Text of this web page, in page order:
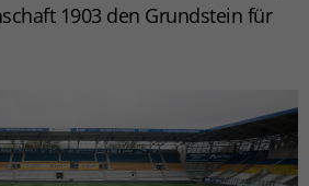
1903 den Grundstein für